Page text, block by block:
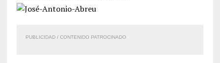
PUBLICIDAD / CONTENIDO PATROCINADO